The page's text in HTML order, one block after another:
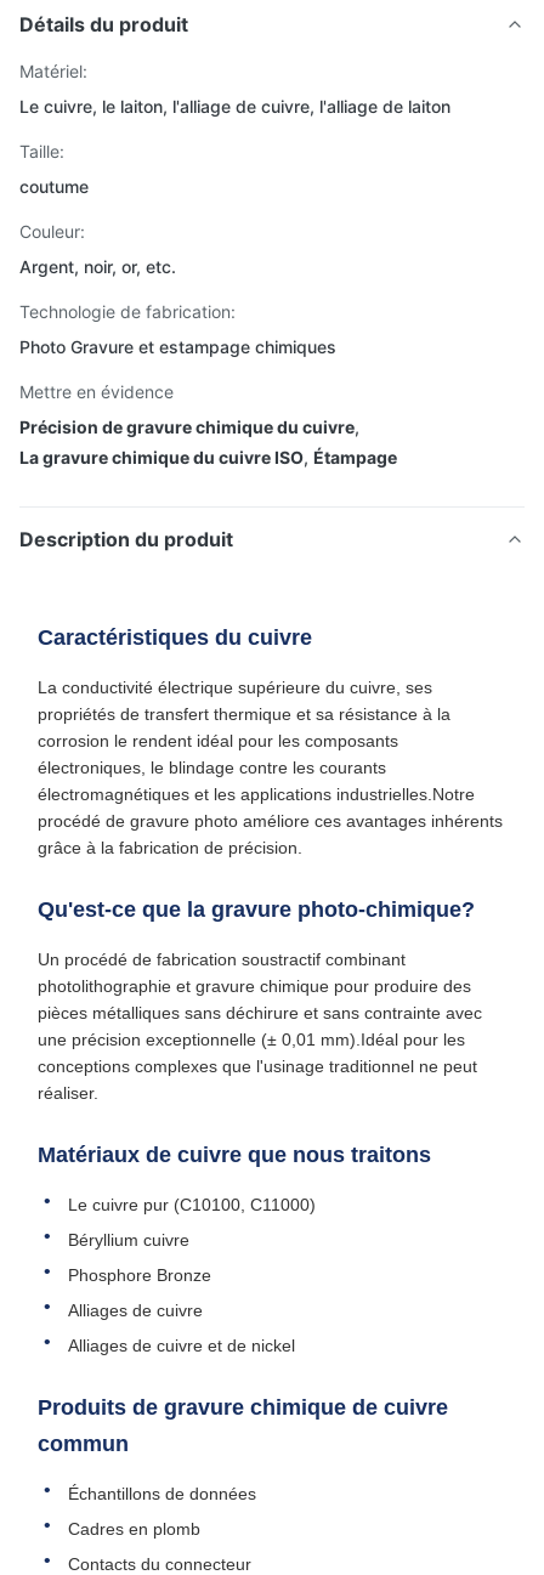
Détails du produit
Matériel:
Le cuivre, le laiton, l'alliage de cuivre, l'alliage de laiton
Taille:
coutume
Couleur:
Argent, noir, or, etc.
Technologie de fabrication:
Photo Gravure et estampage chimiques
Mettre en évidence
Précision de gravure chimique du cuivre,
La gravure chimique du cuivre ISO, Étampage
Description du produit
Caractéristiques du cuivre
La conductivité électrique supérieure du cuivre, ses
propriétés de transfert thermique et sa résistance à la
corrosion le rendent idéal pour les composants
électroniques, le blindage contre les courants
électromagnétiques et les applications industrielles.Notre
procédé de gravure photo améliore ces avantages inhérents
grâce à la fabrication de précision.
Qu'est-ce que la gravure photo-chimique?
Un procédé de fabrication soustractif combinant
photolithographie et gravure chimique pour produire des
pièces métalliques sans déchirure et sans contrainte avec
une précision exceptionnelle (± 0,01 mm).Idéal pour les
conceptions complexes que l'usinage traditionnel ne peut
réaliser.
Matériaux de cuivre que nous traitons
Le cuivre pur (C10100, C11000)
Béryllium cuivre
Phosphore Bronze
Alliages de cuivre
Alliages de cuivre et de nickel
Produits de gravure chimique de cuivre
commun
Échantillons de données
Cadres en plomb
Contacts du connecteur